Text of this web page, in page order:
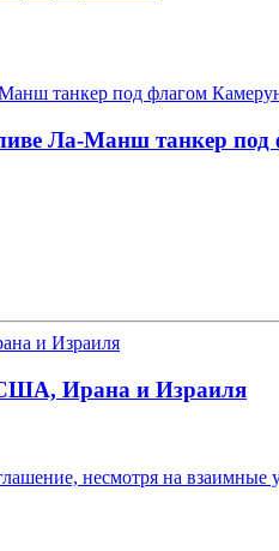
Ла-Манш танкер
США, Ирана и Израиля
несмотря на взаимные